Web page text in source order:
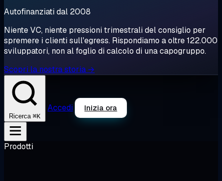
Autofinanziati dal 2008
Niente VC, niente pressioni trimestrali del consiglio per
spremere i clienti sull'egress. Rispondiamo a oltre 122.000
sviluppatori, non al foglio di calcolo di una capogruppo.
Scopri la nostra storia →
Ricerca ⌘K
Accedi Inizia ora
Prodotti